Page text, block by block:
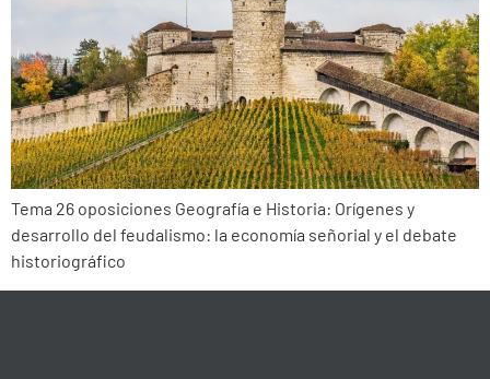
Tema 26 oposiciones Geografía e Historia: Orígenes y
desarrollo del feudalismo: la economía señorial y el debate
historiográfico